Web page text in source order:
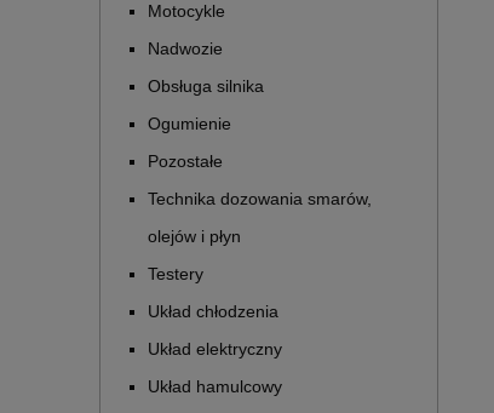
Motocykle
Nadwozie
Obsługa silnika
Ogumienie
Pozostałe
Technika dozowania smarów,
olejów i płyn
Testery
Układ chłodzenia
Układ elektryczny
Układ hamulcowy